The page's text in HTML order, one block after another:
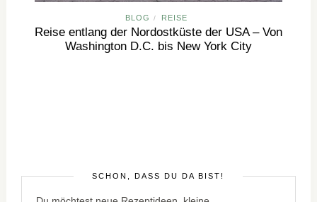
BLOG / REISE
Reise entlang der Nordostküste der USA – Von
Washington D.C. bis New York City
SCHÖN, DASS DU DA BIST!